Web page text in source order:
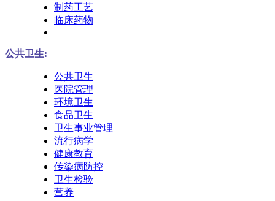
制药工艺
临床药物
公共卫生:
公共卫生
医院管理
环境卫生
食品卫生
卫生事业管理
流行病学
健康教育
传染病防控
卫生检验
营养